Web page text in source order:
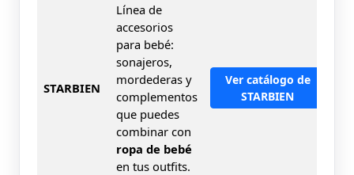
STARBIEN
Línea de
accesorios
para bebé:
sonajeros,
mordederas y
complementos
que puedes
combinar con
ropa de bebé
en tus outfits.
Ver catálogo de
STARBIEN